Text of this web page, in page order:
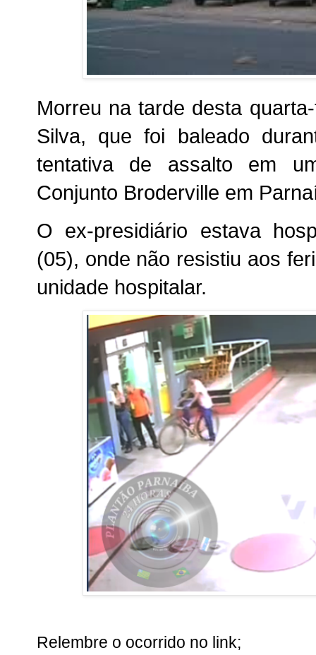
Morreu na tarde desta
Silva, que foi baleado
tentativa de assalto em
Conjunto Broderville em
O ex-presidiário estava
(05), onde não resistiu aos
unidade hospitalar.
Relembre o ocorrido no link;